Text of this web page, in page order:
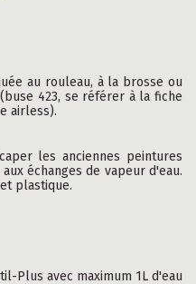
au rouleau, à la brosse ou
423, se référer à la fiche
airless).
les anciennes peintures
échanges de vapeur d'eau.
plastique.
Plus avec maximum 1L d'eau